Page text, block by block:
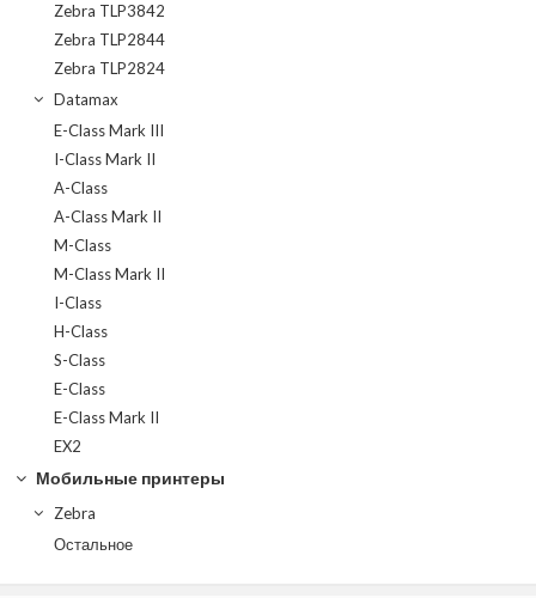
Zebra TLP3842
Zebra TLP2844
Zebra TLP2824
Datamax
E-Class Mark III
I-Class Mark II
A-Class
A-Class Mark II
M-Class
M-Class Mark II
I-Class
H-Class
S-Class
E-Class
E-Class Mark II
EX2
Мобильные принтеры
Zebra
Остальное